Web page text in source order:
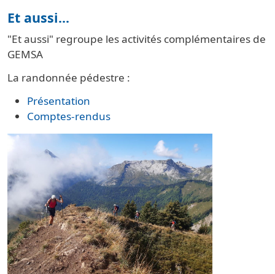
Et aussi...
"Et aussi" regroupe les activités complémentaires de
GEMSA
La randonnée pédestre :
Présentation
Comptes-rendus